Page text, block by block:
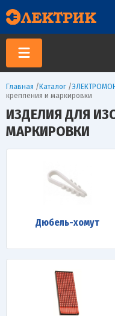
Главная /Каталог /
крепления и маркировки
ИЗДЕЛИЯ ДЛЯ
МАРКИРОВКИ
Дюбель-хомут